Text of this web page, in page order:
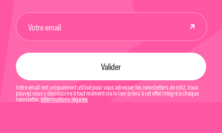
Votre email est uniquement utilisé pour vous adresser les newsletters de mk2. Vous
pouvez vous y désinscrire à tout moment via le lien prévu à cet effet intégré à chaque
newsletter. Informations légales